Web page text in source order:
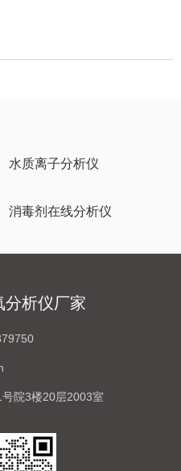
水质离子分析仪
消毒剂在线分析仪
分析仪厂家
院3楼20层2003室